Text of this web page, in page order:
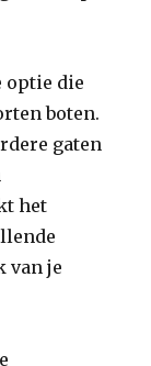
optie die
boten.
gaten
het
van je